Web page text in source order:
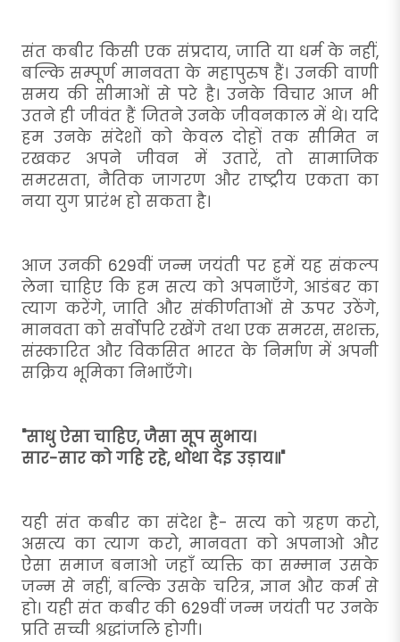
संत कबीर किसी एक संप्रदाय, जाति या धर्म के नहीं,
बल्कि सम्पूर्ण मानवता के महापुरुष हैं। उनकी वाणी
समय की सीमाओं से परे है। उनके विचार आज भी
उतने ही जीवंत हैं जितने उनके जीवनकाल में थे। यदि
हम उनके संदेशों को केवल दोहों तक सीमित न
रखकर अपने जीवन में उतारें, तो सामाजिक
समरसता, नैतिक जागरण और राष्ट्रीय एकता का
नया युग प्रारंभ हो सकता है।
आज उनकी 629वीं जन्म जयंती पर हमें यह संकल्प
लेना चाहिए कि हम सत्य को अपनाएँगे, आडंबर का
त्याग करेंगे, जाति और संकीर्णताओं से ऊपर उठेंगे,
मानवता को सर्वोपरि रखेंगे तथा एक समरस, सशक्त,
संस्कारित और विकसित भारत के निर्माण में अपनी
सक्रिय भूमिका निभाएँगे।
"साधु ऐसा चाहिए, जैसा सूप सुभाय।
सार-सार को गहि रहे, थोथा देइ उड़ाय॥"
यही संत कबीर का संदेश है- सत्य को ग्रहण करो,
असत्य का त्याग करो, मानवता को अपनाओ और
ऐसा समाज बनाओ जहाँ व्यक्ति का सम्मान उसके
जन्म से नहीं, बल्कि उसके चरित्र, ज्ञान और कर्म से
हो। यही संत कबीर की 629वीं जन्म जयंती पर उनके
प्रति सच्ची श्रद्धांजलि होगी।